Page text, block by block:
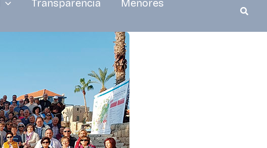
Transparencia
Menores